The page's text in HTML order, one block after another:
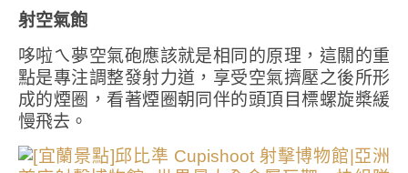
射空氣飽
哆啦ㄟ夢空氣砲應該就是相同的原理，這關的重
點是專注調整發射力道，享受空氣擠壓之後所形
成的煙圈，看著煙圈朝同伴的頭頂目標螺旋槳緩
慢飛去。